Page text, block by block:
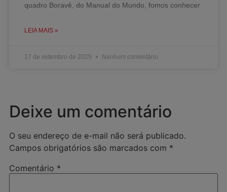
quadro Boravê, do Manual do Mundo, fomos conhecer
LEIA MAIS »
17 de setembro de 2025 Nenhum comentário
Deixe um comentário
O seu endereço de e-mail não será publicado.
Campos obrigatórios são marcados com *
Comentário *